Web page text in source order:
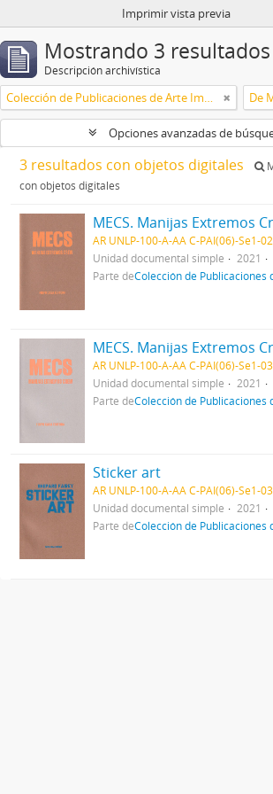
Imprimir vista previa
Mostrando 3 resultados
Descripción archivística
Colección de Publicaciones de Arte Impreso De
Opciones avanzadas de
3 resultados con objetos digitales
con objetos digitales
MECS. Manijas Extremos
AR UNLP-100-A-AA C-PAI(06)-Se1-
Unidad documental simple
2021
Parte deColección de Publicaciones
MECS. Manijas Extremos
AR UNLP-100-A-AA C-PAI(06)-Se1-
Unidad documental simple
2021
Parte deColección de Publicaciones
Sticker art
AR UNLP-100-A-AA C-PAI(06)-Se1-
Unidad documental simple
2021
Parte deColección de Publicaciones